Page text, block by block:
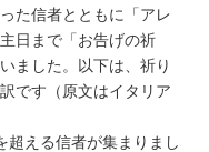
た信者とともに「アレ
日まで「お告げの祈
ました。以下は、祈り
です（原文はイタリア
超える信者が集まりまし